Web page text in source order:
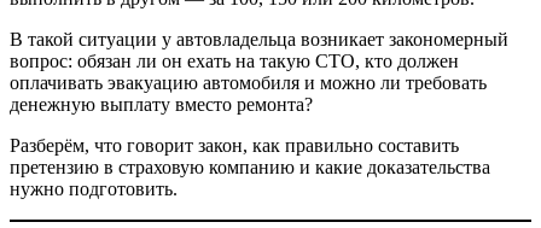
В такой ситуации у автовладельца возникает закономерный
вопрос: обязан ли он ехать на такую СТО, кто должен
оплачивать эвакуацию автомобиля и можно ли требовать
денежную выплату вместо ремонта?
Разберём, что говорит закон, как правильно составить
претензию в страховую компанию и какие доказательства
нужно подготовить.